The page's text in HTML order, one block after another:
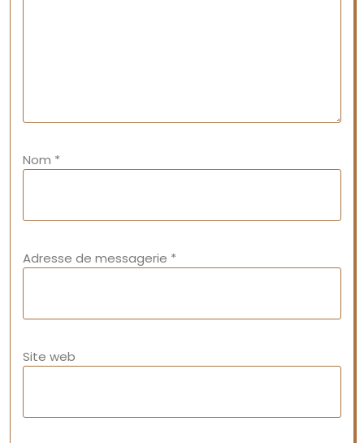
Nom *
Adresse de messagerie *
Site web